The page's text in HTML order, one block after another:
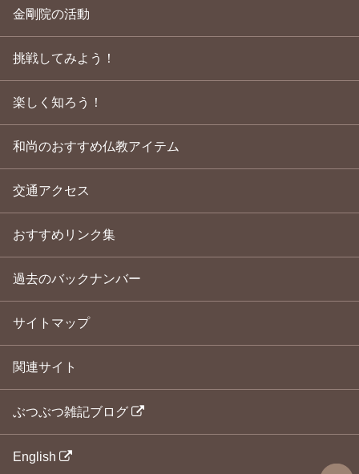
金剛院の活動
挑戦してみよう！
楽しく知ろう！
和尚のおすすめ仏教アイテム
交通アクセス
おすすめリンク集
過去のバックナンバー
サイトマップ
関連サイト
ぶつぶつ雑記ブログ
English